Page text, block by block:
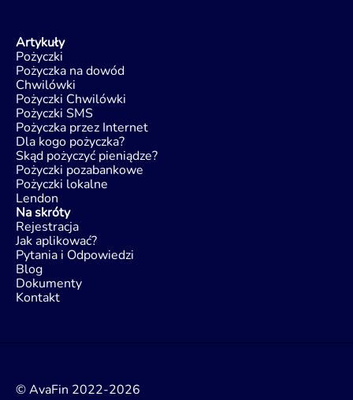
Artykuły
Pożyczki
Pożyczka na dowód
Chwilówki
Pożyczki Chwilówki
Pożyczki SMS
Pożyczka przez Internet
Dla kogo pożyczka?
Skąd pożyczyć pieniądze?
Pożyczki pozabankowe
Pożyczki lokalne
Lendon
Na skróty
Rejestracja
Jak aplikować?
Pytania i Odpowiedzi
Blog
Dokumenty
Kontakt
© AvaFin 2022-2026